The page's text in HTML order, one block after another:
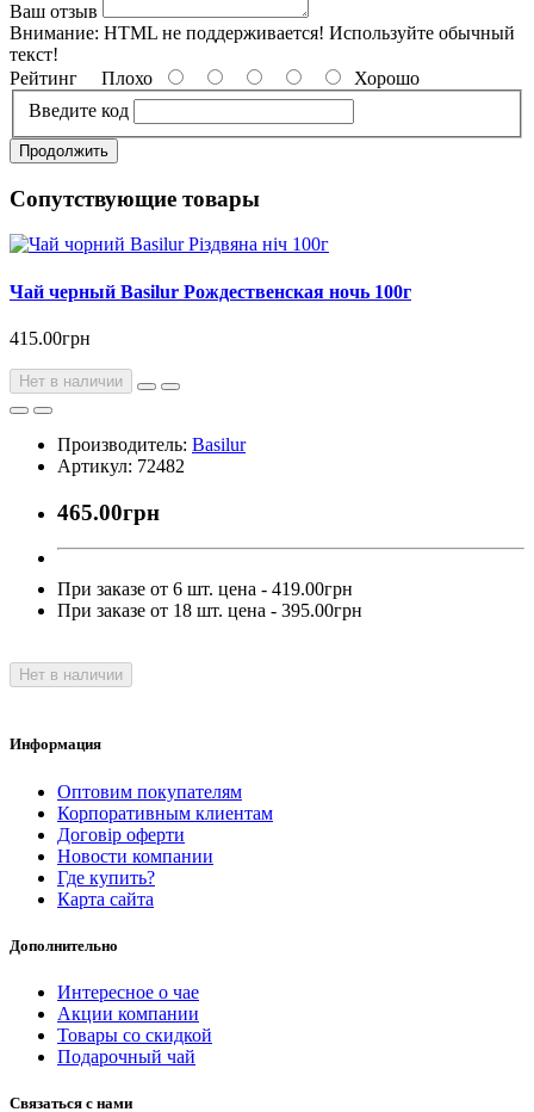
Ваш отзыв
Внимание: HTML не поддерживается! Используйте обычный
текст!
Рейтинг Плохо
Хорошо
Введите код
Продолжить
Сопутствующие товары
Чай черный Basilur Рождественская ночь 100г
415.00грн
Нет в наличии
Производитель: Basilur
Артикул: 72482
465.00грн
При заказе от 6 шт. цена - 419.00грн
При заказе от 18 шт. цена - 395.00грн
Нет в наличии
Информация
Оптовим покупателям
Корпоративным клиентам
Договір оферти
Новости компании
Где купить?
Карта сайта
Дополнительно
Интересное о чае
Акции компании
Товары со скидкой
Подарочный чай
Связаться с нами